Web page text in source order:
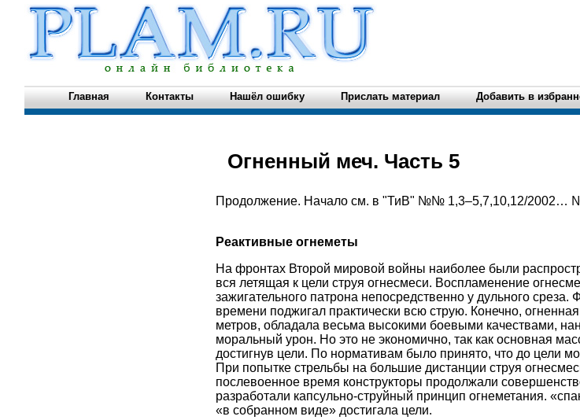
Главная Контакты Нашёл ошибку Прислать материал Добавить в
Огненный меч. Часть 5
Продолжение. Начало см. в "ТиВ" №№ 1,3–5,7,10,12/2002…
Реактивные огнеметы
На фронтах Второй мировой войны наиболее были
вся летящая к цели струя огнесмеси. Воспламенение
зажигательного патрона непосредственно у дульного
времени поджигал практически всю струю. Конечно,
метров, обладала весьма высокими боевыми качествами,
моральный урон. Но это не экономично, так как основная
достигнув цели. По нормативам было принято, что до цели
При попытке стрельбы на большие дистанции струя
послевоенное время конструкторы продолжали
разработали капсульно-струйный принцип огнеметания.
«в собранном виде» достигала цели.